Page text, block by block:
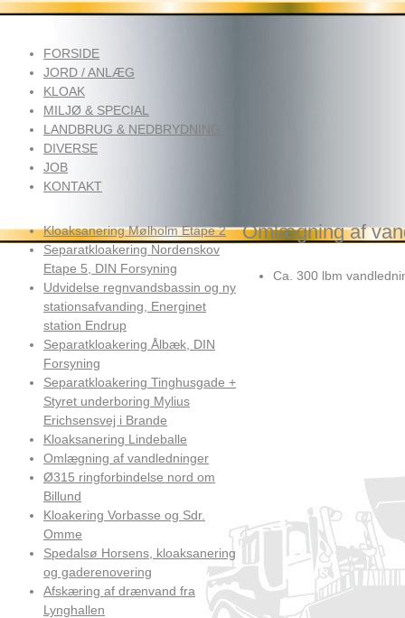
FORSIDE
JORD / ANLÆG
KLOAK
MILJØ & SPECIAL
LANDBRUG & NEDBRYDNING
DIVERSE
JOB
KONTAKT
Kloaksanering Mølholm Etape 2
Separatkloakering Nordenskov
Etape 5, DIN Forsyning
Udvidelse regnvandsbassin og ny
stationsafvanding, Energinet
station Endrup
Separatkloakering Ålbæk, DIN
Forsyning
Separatkloakering Tinghusgade +
Styret underboring Mylius
Erichsensvej i Brande
Kloaksanering Lindeballe
Omlægning af vandledninger
Ø315 ringforbindelse nord om
Billund
Kloakering Vorbasse og Sdr.
Omme
Spedalsø Horsens, kloaksanering
og gaderenovering
Afskæring af drænvand fra
Lynghallen
Omlægning af
Ca. 300 lbm